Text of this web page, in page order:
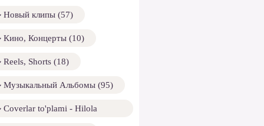
Новый клипы (57)
Кино, Концерты (10)
Reels, Shorts (18)
Музыкальный Альбомы (95)
Coverlar to'plami - Hilola